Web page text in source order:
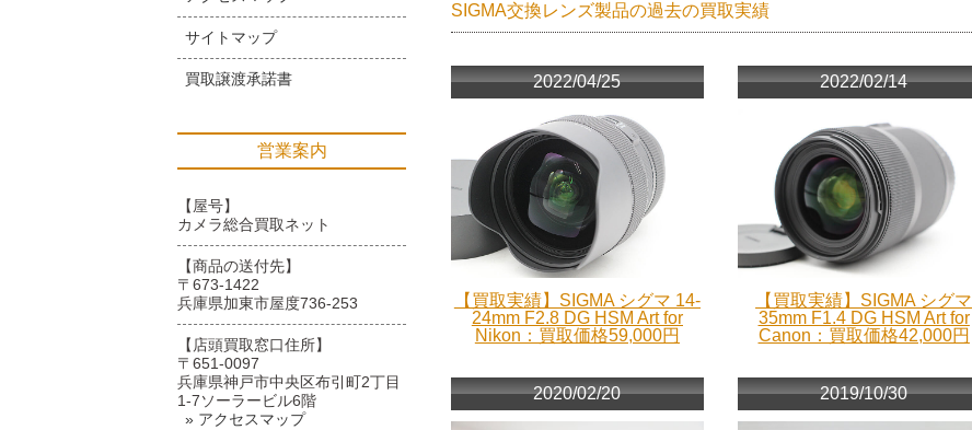
SIGMA交換レンズ製品の過去の買取実績
2022/04/25
【買取実績】SIGMA シグマ 14-
24mm F2.8 DG HSM Art for
Nikon：買取価格59,000円
2022/02/14
【買取実績】SIGMA シグマ
35mm F1.4 DG HSM Art for
Canon：買取価格42,000円
2020/02/20 2019/10/30
サイトマップ
買取譲渡承諾書
営業案内
【屋号】
カメラ総合買取ネット
【商品の送付先】
〒673-1422
兵庫県加東市屋度736-253
【店頭買取窓口住所】
〒651-0097
兵庫県神戸市中央区布引町2丁目
1-7ソーラービル6階
» アクセスマップ